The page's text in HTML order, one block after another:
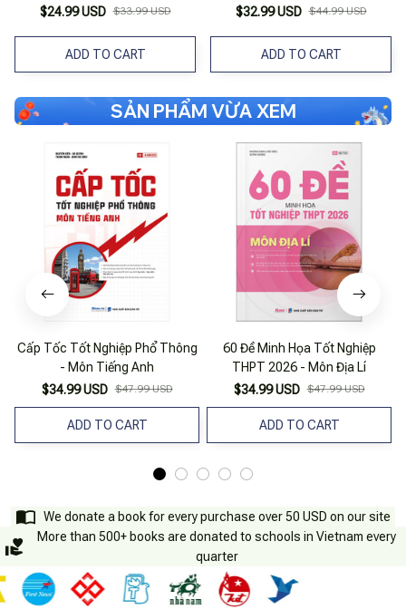
$24.99 USD $33.99 USD
ADD TO CART
$32.99 USD $44.99 USD
ADD TO CART
SẢN PHẨM VỪA XEM
Cấp Tốc Tốt Nghiệp Phổ Thông
- Môn Tiếng Anh
$34.99 USD $47.99 USD
ADD TO CART
60 Đề Minh Họa Tốt Nghiệp
THPT 2026 - Môn Địa Lí
$34.99 USD $47.99 USD
ADD TO CART
We donate a book for every purchase over 50 USD on our site
More than 500+ books are donated to schools in Vietnam every
quarter